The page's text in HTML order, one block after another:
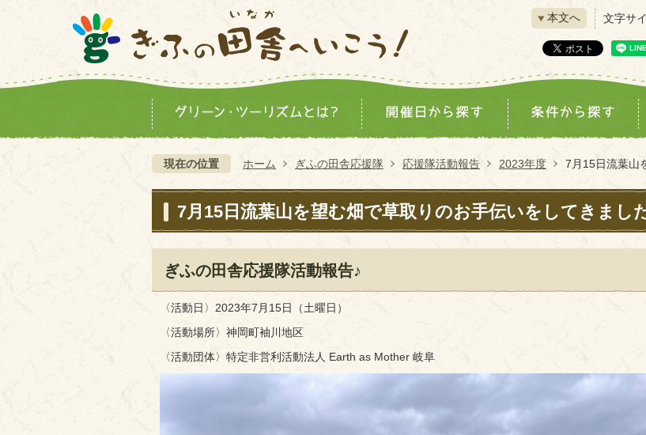
本文へ 文字サ
現在の位置 ホーム ぎふの田舎応援隊 応援隊活動報告 2023年度 7月15日流葉山
7月15日流葉山を望む畑で草取りのお手伝いをしてきまし
ぎふの田舎応援隊活動報告♪
〈活動日〉2023年7月15日（土曜日）
〈活動場所〉神岡町袖川地区
〈活動団体〉特定非営利活動法人 Earth as Mother 岐阜